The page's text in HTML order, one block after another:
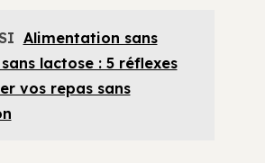
Alimentation sans
lactose : 5 réflexes
vos repas sans